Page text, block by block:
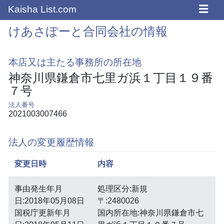
Kaisha List.com ☰
けあさぽーと合同会社の情報
本店又は主たる事務所の所在地
神奈川県鎌倉市七里ガ浜１丁目１９番
７号
法人番号
2021003007466
法人の変更履歴情報
変更日時 内容
事由発生年月
日:2018年05月08日
国税庁更新年月
処理区分:新規
〒:2480026
国内所在地:神奈川県鎌倉市七